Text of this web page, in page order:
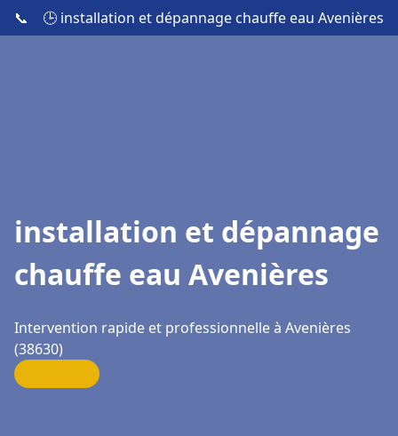
📞 🕒 installation et dépannage chauffe eau Avenières
installation et dépannage
chauffe eau Avenières
Intervention rapide et professionnelle à Avenières
(38630)